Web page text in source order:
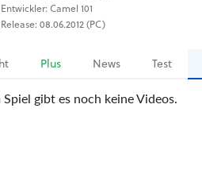
Entwickler: Camel 101
Release: 08.06.2012 (PC)
Plus News Test
gibt es noch keine Videos.